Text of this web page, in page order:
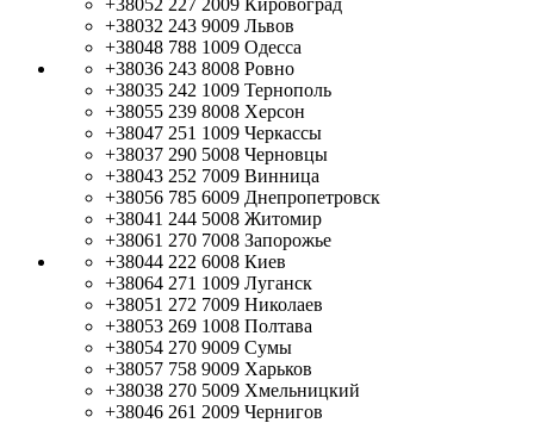
+38052 227 2009 Кировоград
+38032 243 9009 Львов
+38048 788 1009 Одесса
+38036 243 8008 Ровно
+38035 242 1009 Тернополь
+38055 239 8008 Херсон
+38047 251 1009 Черкассы
+38037 290 5008 Черновцы
+38043 252 7009 Винница
+38056 785 6009 Днепропетровск
+38041 244 5008 Житомир
+38061 270 7008 Запорожье
+38044 222 6008 Киев
+38064 271 1009 Луганск
+38051 272 7009 Николаев
+38053 269 1008 Полтава
+38054 270 9009 Сумы
+38057 758 9009 Харьков
+38038 270 5009 Хмельницкий
+38046 261 2009 Чернигов